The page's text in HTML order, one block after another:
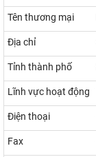
Tên thương mại
Địa chỉ
Tỉnh thành phố
Lĩnh vực hoạt động
Điện thoại
Fax